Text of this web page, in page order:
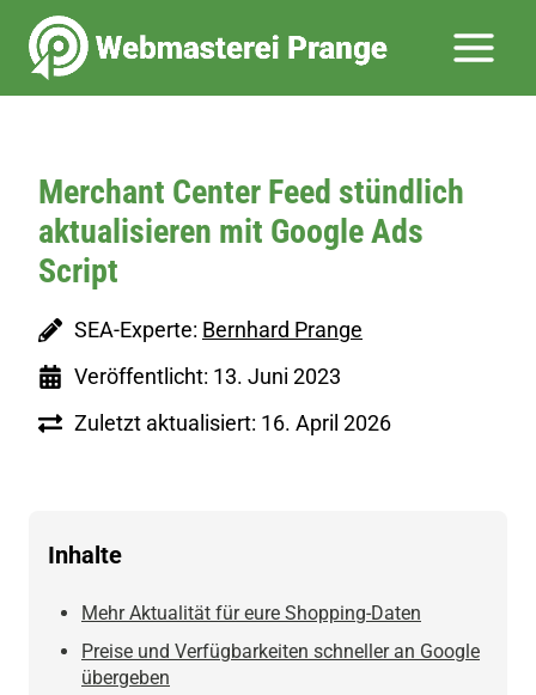
Inhalt
springen
Merchant Center Feed stündlich
aktualisieren mit Google Ads
Script
SEA-Experte: Bernhard Prange
Veröffentlicht: 13. Juni 2023
Zuletzt aktualisiert: 16. April 2026
Inhalte
Mehr Aktualität für eure Shopping-Daten
Preise und Verfügbarkeiten schneller an Google
übergeben